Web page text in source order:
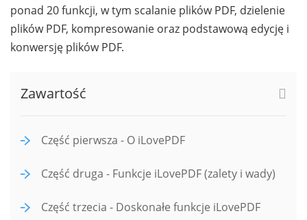
ponad 20 funkcji, w tym scalanie plików PDF, dzielenie
plików PDF, kompresowanie oraz podstawową edycję i
konwersję plików PDF.
Zawartość
Część pierwsza - O iLovePDF
Część druga - Funkcje iLovePDF (zalety i wady)
Część trzecia - Doskonałe funkcje iLovePDF